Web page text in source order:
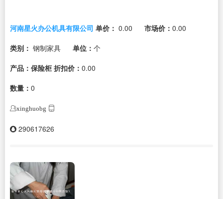
河南星火办公机具有限公司 单价： 0.00 市场价： 0.00
类别： 钢制家具 单位： 个
产品：保险柜 折扣价： 0.00
数量： 0
xinghuobg
290617626